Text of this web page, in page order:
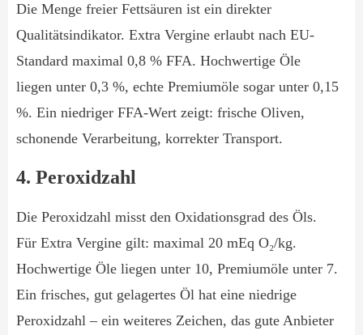
Die Menge freier Fettsäuren ist ein direkter
Qualitätsindikator. Extra Vergine erlaubt nach EU-
Standard maximal 0,8 % FFA. Hochwertige Öle
liegen unter 0,3 %, echte Premiumöle sogar unter 0,15
%. Ein niedriger FFA-Wert zeigt: frische Oliven,
schonende Verarbeitung, korrekter Transport.
4. Peroxidzahl
Die Peroxidzahl misst den Oxidationsgrad des Öls.
Für Extra Vergine gilt: maximal 20 mEq O₂/kg.
Hochwertige Öle liegen unter 10, Premiumöle unter 7.
Ein frisches, gut gelagertes Öl hat eine niedrige
Peroxidzahl – ein weiteres Zeichen, das gute Anbieter